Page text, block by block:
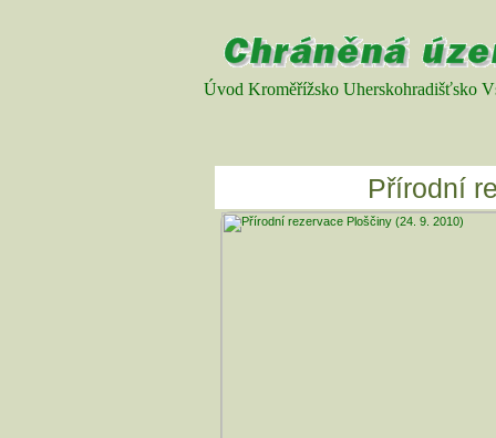
Úvod Kroměřížsko Uherskohradišťsko
Přírodní